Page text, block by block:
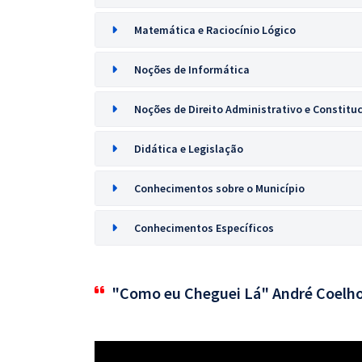
Matemática e Raciocínio Lógico
Noções de Informática
Noções de Direito Administrativo e
Didática e Legislação
Conhecimentos sobre o Município
Conhecimentos Específicos
"Como eu Cheguei Lá" André